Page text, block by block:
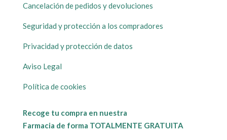
Cancelación de pedidos y devoluciones
Seguridad y protección a los compradores
Privacidad y protección de datos
Aviso Legal
Política de cookies
Recoge tu compra en nuestra
Farmacia de forma TOTALMENTE GRATUITA